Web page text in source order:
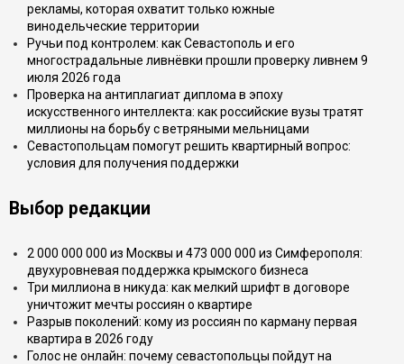
рекламы, которая охватит только южные
винодельческие территории
Ручьи под контролем: как Севастополь и его
многострадальные ливнёвки прошли проверку ливнем 9
июля 2026 года
Проверка на антиплагиат диплома в эпоху
искусственного интеллекта: как российские вузы тратят
миллионы на борьбу с ветряными мельницами
Севастопольцам помогут решить квартирный вопрос:
условия для получения поддержки
Выбор редакции
2 000 000 000 из Москвы и 473 000 000 из Симферополя:
двухуровневая поддержка крымского бизнеса
Три миллиона в никуда: как мелкий шрифт в договоре
уничтожит мечты россиян о квартире
Разрыв поколений: кому из россиян по карману первая
квартира в 2026 году
Голос не онлайн: почему севастопольцы пойдут на